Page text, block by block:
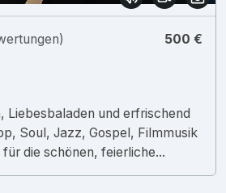
500 €
Liebesbaladen und erfrischend
Soul, Jazz, Gospel, Filmmusik
die schönen, feierliche...